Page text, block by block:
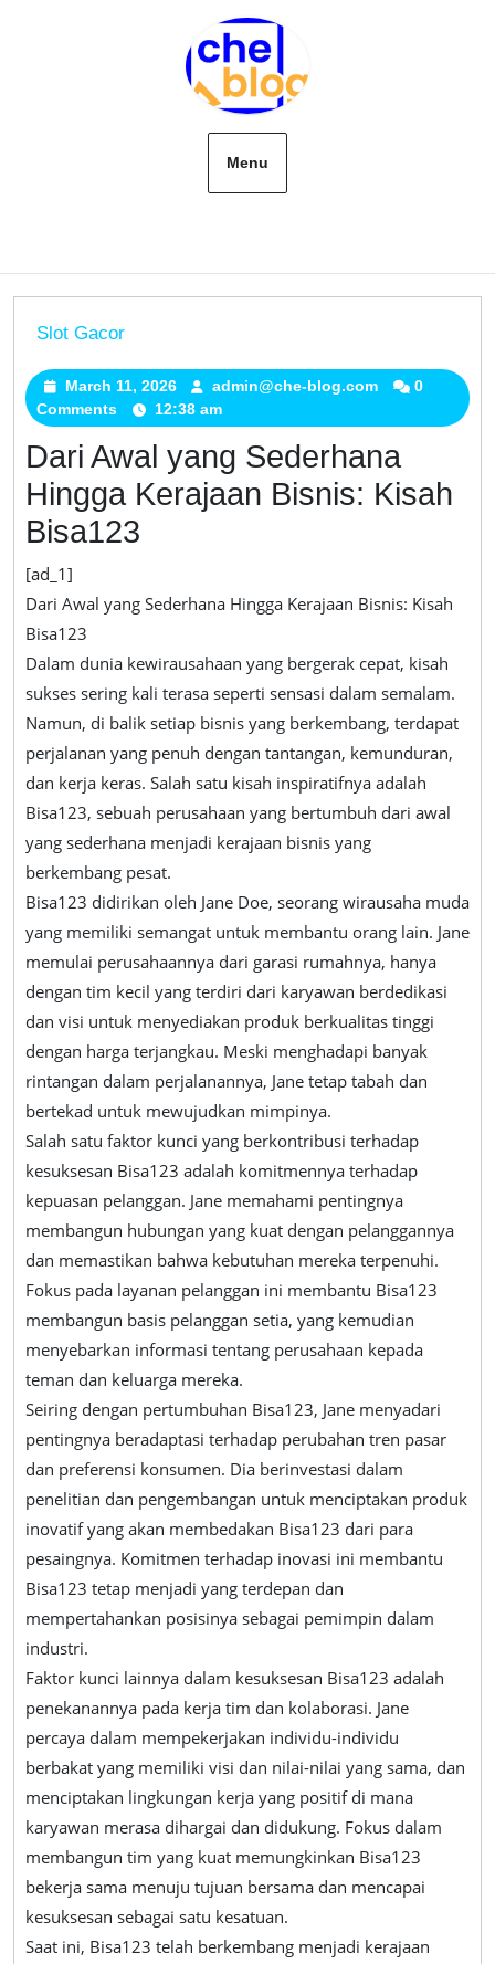
Menu
Slot Gacor
Awal
yang
Hingga
Kerajaan
Bisnis:
Kisah
Bisa123
March 11, 2026
March
11,
2026
admin@che-blog.com
admin@che-
0
Comments
12:38 am
Dari Awal yang Sederhana
Hingga Kerajaan Bisnis: Kisah
Bisa123
[ad_1]
Dari Awal yang Sederhana Hingga Kerajaan Bisnis: Kisah
Bisa123
Dalam dunia kewirausahaan yang bergerak cepat, kisah
sukses sering kali terasa seperti sensasi dalam semalam.
Namun, di balik setiap bisnis yang berkembang, terdapat
perjalanan yang penuh dengan tantangan, kemunduran,
dan kerja keras. Salah satu kisah inspiratifnya adalah
Bisa123, sebuah perusahaan yang bertumbuh dari awal
yang sederhana menjadi kerajaan bisnis yang
berkembang pesat.
Bisa123 didirikan oleh Jane Doe, seorang wirausaha muda
yang memiliki semangat untuk membantu orang lain. Jane
memulai perusahaannya dari garasi rumahnya, hanya
dengan tim kecil yang terdiri dari karyawan berdedikasi
dan visi untuk menyediakan produk berkualitas tinggi
dengan harga terjangkau. Meski menghadapi banyak
rintangan dalam perjalanannya, Jane tetap tabah dan
bertekad untuk mewujudkan mimpinya.
Salah satu faktor kunci yang berkontribusi terhadap
kesuksesan Bisa123 adalah komitmennya terhadap
kepuasan pelanggan. Jane memahami pentingnya
membangun hubungan yang kuat dengan pelanggannya
dan memastikan bahwa kebutuhan mereka terpenuhi.
Fokus pada layanan pelanggan ini membantu Bisa123
membangun basis pelanggan setia, yang kemudian
menyebarkan informasi tentang perusahaan kepada
teman dan keluarga mereka.
Seiring dengan pertumbuhan Bisa123, Jane menyadari
pentingnya beradaptasi terhadap perubahan tren pasar
dan preferensi konsumen. Dia berinvestasi dalam
penelitian dan pengembangan untuk menciptakan produk
inovatif yang akan membedakan Bisa123 dari para
pesaingnya. Komitmen terhadap inovasi ini membantu
Bisa123 tetap menjadi yang terdepan dan
mempertahankan posisinya sebagai pemimpin dalam
industri.
Faktor kunci lainnya dalam kesuksesan Bisa123 adalah
penekanannya pada kerja tim dan kolaborasi. Jane
percaya dalam mempekerjakan individu-individu
berbakat yang memiliki visi dan nilai-nilai yang sama, dan
menciptakan lingkungan kerja yang positif di mana
karyawan merasa dihargai dan didukung. Fokus dalam
membangun tim yang kuat memungkinkan Bisa123
bekerja sama menuju tujuan bersama dan mencapai
kesuksesan sebagai satu kesatuan.
Saat ini, Bisa123 telah berkembang menjadi kerajaan